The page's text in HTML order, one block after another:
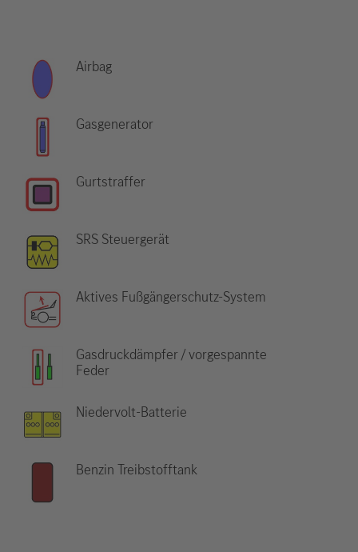
Airbag
Gasgenerator
Gurtstraffer
SRS Steuergerät
Aktives Fußgängerschutz-System
Gasdruckdämpfer / vorgespannte
Feder
Niedervolt-Batterie
Benzin Treibstofftank